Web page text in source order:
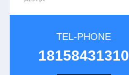
TEL-PHONE
18158431310